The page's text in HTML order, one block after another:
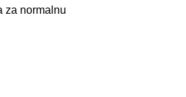
za normalnu